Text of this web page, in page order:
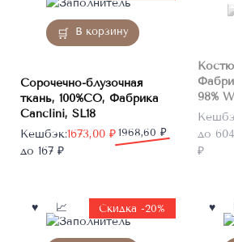
В корзину
Сорочечно-блузочная
ткань, 100%CO, Фабрика
Canclini, SL18
1968,60 ₽
Первоначальная
цена
1673,00 ₽
Текущая
цена:
Кешбэк:
до 167 ₽
98%
цена
цена:
до 604
₽
Скидка -20%